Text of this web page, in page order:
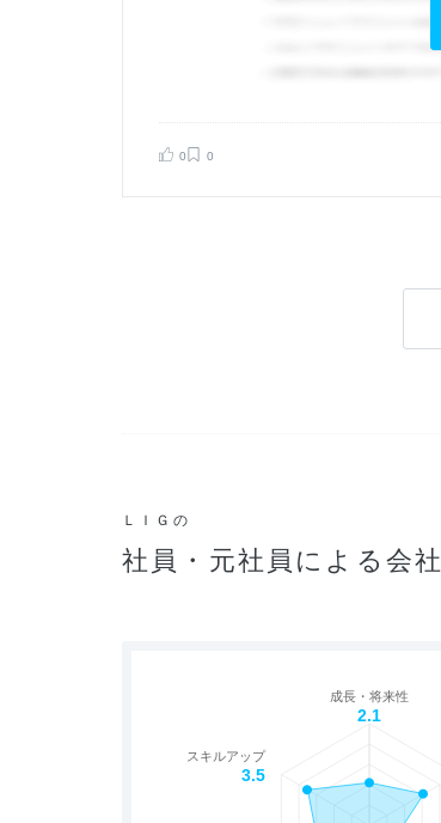
0 0
ＬＩＧの
社員・元社員による会
成長・将来性
2.1
スキルアップ
3.5